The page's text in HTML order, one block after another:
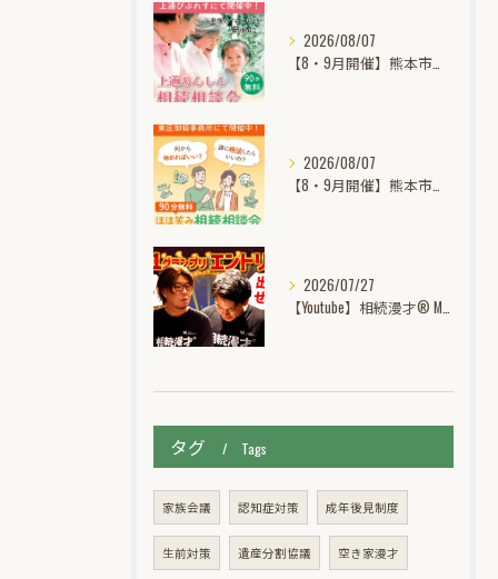
2026/08/07
【8・9月開催】熊本市中央区上通｜あんしん相続個別無料相談会
2026/08/07
【8・9月開催】熊本市東区御領｜ほほ笑み相続個別無料相談会
2026/07/27
【Youtube】相続漫才® M-1グランプリ挑戦記動画公開中！
タグ Tags
家族会議 認知症対策 成年後見制度
生前対策 遺産分割協議 空き家漫才